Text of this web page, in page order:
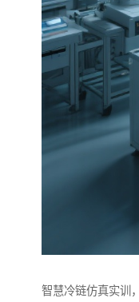
智慧冷链仿真实训